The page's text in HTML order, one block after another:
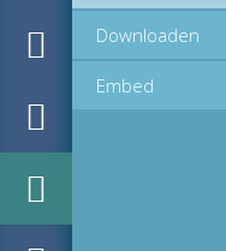
Downloaden
Embed